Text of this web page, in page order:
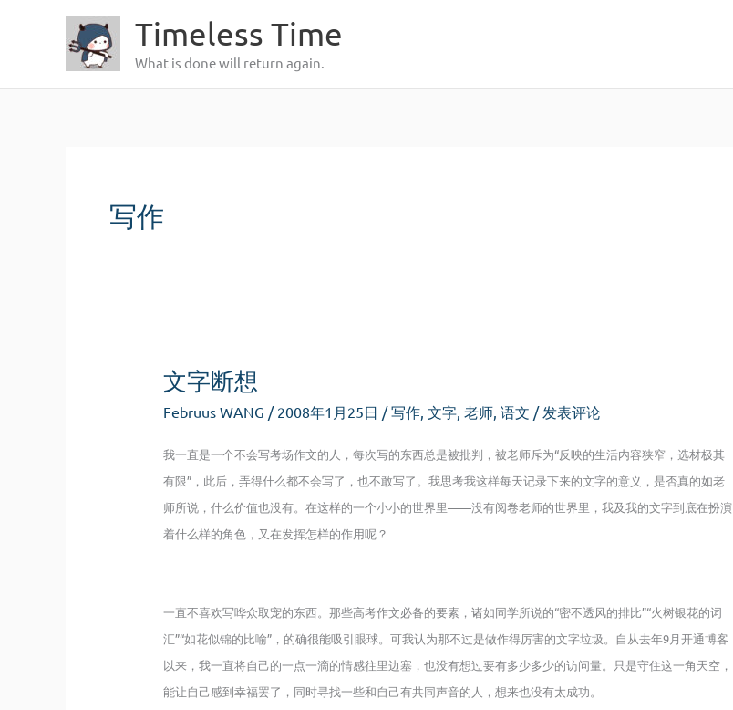
容
Timeless Time
What is done will return again.
写作
文字断想
Februus WANG / 2008年1月25日 /写作, 文字, 老师, 语文 / 发表评论
我一直是一个不会写考场作文的人，每次写的东西总是被批判，被老师斥为“反映的生活内容狭窄，选材极其
有限”，此后，弄得什么都不会写了，也不敢写了。我思考我这样每天记录下来的文字的意义，是否真的如老
师所说，什么价值也没有。在这样的一个小小的世界里——没有阅卷老师的世界里，我及我的文字到底在扮演
着什么样的角色，又在发挥怎样的作用呢？
一直不喜欢写哗众取宠的东西。那些高考作文必备的要素，诸如同学所说的“密不透风的排比”“火树银花的词
汇”“如花似锦的比喻”，的确很能吸引眼球。可我认为那不过是做作得厉害的文字垃圾。自从去年9月开通博客
以来，我一直将自己的一点一滴的情感往里边塞，也没有想过要有多少多少的访问量。只是守住这一角天空，
能让自己感到幸福罢了，同时寻找一些和自己有共同声音的人，想来也没有太成功。